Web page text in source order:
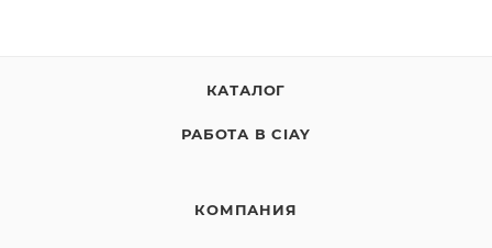
КАТАЛОГ
РАБОТА В CIAY
КОМПАНИЯ